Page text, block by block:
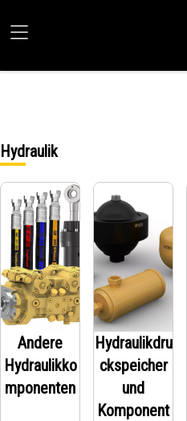
Hydraulik
Andere
Hydraulikko
mponenten
Hydraulikdru
ckspeicher
und
Komponent